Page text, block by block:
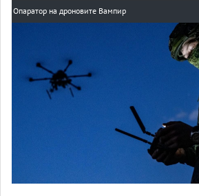
Опаратор на дроновите Вампир